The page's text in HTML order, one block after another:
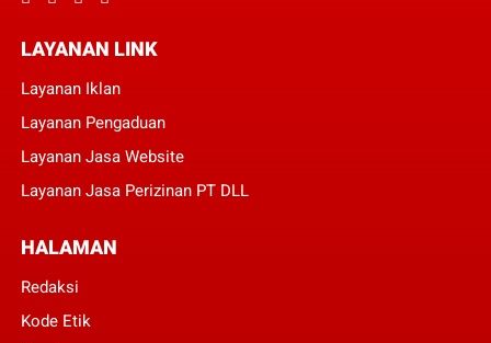
LAYANAN LINK
Layanan Iklan
Layanan Pengaduan
Layanan Jasa Website
Layanan Jasa Perizinan PT DLL
HALAMAN
Redaksi
Kode Etik